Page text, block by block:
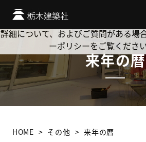
来年の暦
HOME その他 来年の暦
Cookie を使用して、お客様の活動を
か? 当社ではお客様のプライバシーを
詳細について、およびご質問がある場
ーポリシーをご覧ください